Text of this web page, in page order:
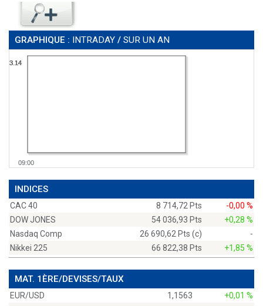
GRAPHIQUE : INTRADAY / SUR UN AN
09:00
3.14
3.14
3.14
3.14
INDICES
CAC 40 8 714,72 Pts
-0,00 %
DOW JONES
54 036,93 Pts
+0,28 %
Nasdaq Comp
26 690,62 Pts (c)
-
Nikkei 225
66 822,38 Pts +1,85 %
MAT. 1ÈRE/DEVISES/TAUX
EUR/USD 1,1563
+0,01 %